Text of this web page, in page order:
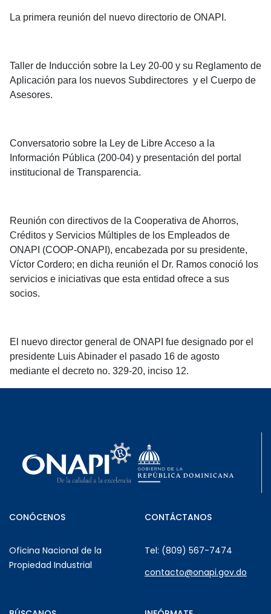
La primera reunión del nuevo directorio de ONAPI.
Taller de Inducción sobre la Ley 20-00 y su Reglamento de
Aplicación para los nuevos Subdirectores y el Cuerpo de
Asesores.
Conversatorio sobre la Ley de Libre Acceso a la
Información Pública (200-04) y presentación del portal
institucional de Transparencia.
Reunión con directivos de la Cooperativa de Ahorros,
Créditos y Servicios Múltiples de los Empleados de
ONAPI (COOP-ONAPI), encabezada por su presidente,
Víctor Cordero; en dicha reunión el Dr. Ramos conoció los
servicios e iniciativas que esta entidad ofrece a sus
socios.
El nuevo director general de ONAPI fue designado por el
presidente Luis Abinader el pasado 16 de agosto
mediante el decreto no. 329-20, inciso 12.
CONÓCENOS
Oficina Nacional de la
Propiedad Industrial
CONTÁCTANOS
Tel: (809) 567-7474
contacto@onapi.gov.do